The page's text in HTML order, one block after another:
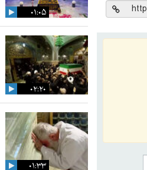
۰۱:۰۵
۰۲:۲۰
۰۱:۳۳